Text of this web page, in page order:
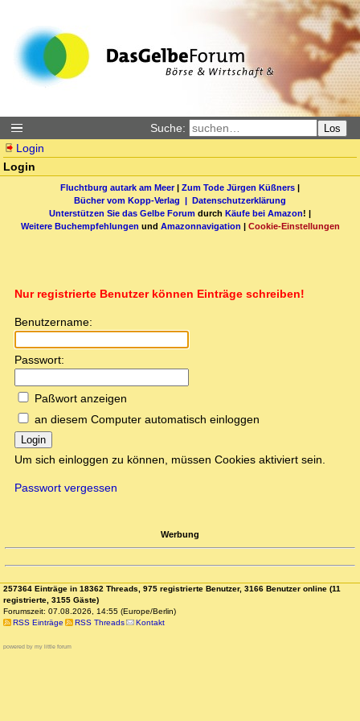
Suche: Los
Login
Login
Fluchtburg autark am Meer| Zum Tode Jürgen Küßners |
Bücher vom Kopp-Verlag | Datenschutzerklärung
Unterstützen Sie das Gelbe Forum durch Käufe bei Amazon! |
Weitere Buchempfehlungen und Amazonnavigation | Cookie-Einstellungen
Nur registrierte Benutzer können Einträge schreiben!
Benutzername:
Passwort:
Paßwort anzeigen
an diesem Computer automatisch einloggen
Login
Um sich einloggen zu können, müssen Cookies aktiviert sein.
Passwort vergessen
Werbung
257364 Einträge in 18362 Threads, 975 registrierte Benutzer, 3166 Benutzer online (11
registrierte, 3155 Gäste)
Forumszeit: 07.08.2026, 14:55 (Europe/Berlin)
RSS Einträge
RSS Threads Kontakt
powered by my little forum